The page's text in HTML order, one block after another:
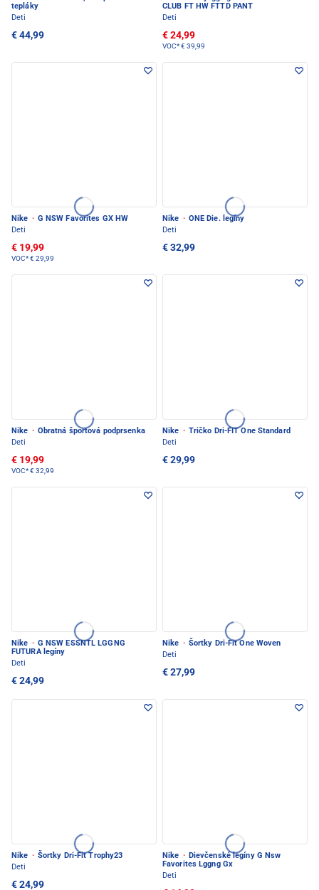
tepláky
Deti
€ 44,99
CLUB FT HW FTTD PANT
Deti
€ 24,99
VOC*€ 39,99
Nike · G NSW Favorites GX HW
Deti
€ 19,99
VOC*€ 29,99
Nike · ONE Die. legíny
Deti
€ 32,99
Nike · Obratná športová podprsenka
Deti
€ 19,99
VOC*€ 32,99
Nike · Tričko Dri-FIT One Standard
Deti
€ 29,99
Nike · G NSW ESSNTL LGGNG
FUTURA legíny
Deti
€ 24,99
Nike · Šortky Dri-Fit One Woven
Deti
€ 27,99
Nike · Šortky Dri-Fit Trophy23
Deti
€ 24,99
Nike · Dievčenské legíny G Nsw
Favorites Lggng Gx
Deti